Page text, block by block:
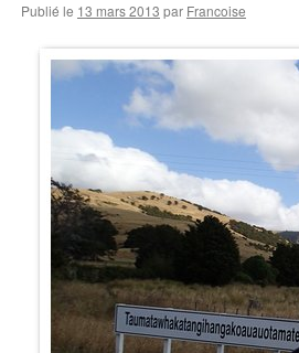
Publié le 13 mars 2013 par Francoise